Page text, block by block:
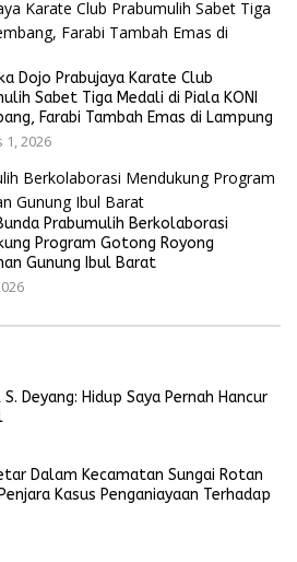
Dojo Prabujaya Karate Club
Sabet Tiga Medali di Piala KONI
Farabi Tambah Emas di Lampung
1, 2026
Prabumulih Berkolaborasi
Program Gotong Royong
Gunung Ibul Barat
Deyang: Hidup Saya Pernah Hancur
Dalam Kecamatan Sungai Rotan
Kasus Penganiayaan Terhadap